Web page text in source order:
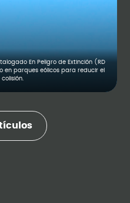
En Peligro de Extinción (RD
en parques eólicos para reducir el